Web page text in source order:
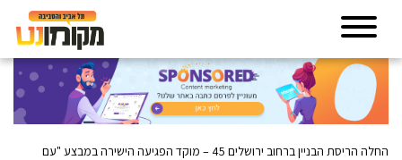
החלה הריסת הבניין ברחוב ירושלים 45 – מוקד הפגיעה הישירה במבצע "עם